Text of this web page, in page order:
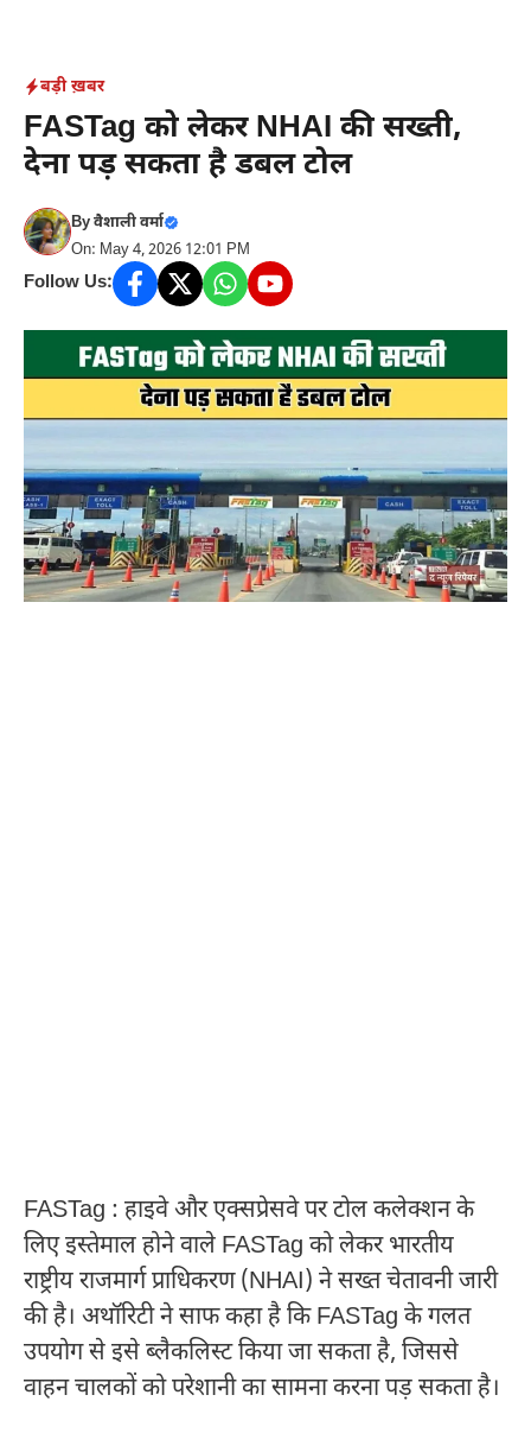
content
बड़ी ख़बर
FASTag को लेकर NHAI की सख्ती,
देना पड़ सकता है डबल टोल
Byवैशाली वर्मा
On: May 4, 2026 12:01 PM
Follow Us:
FASTag : हाइवे और एक्सप्रेसवे पर टोल कलेक्शन के
लिए इस्तेमाल होने वाले FASTag को लेकर भारतीय
राष्ट्रीय राजमार्ग प्राधिकरण (NHAI) ने सख्त चेतावनी जारी
की है। अथॉरिटी ने साफ कहा है कि FASTag के गलत
उपयोग से इसे ब्लैकलिस्ट किया जा सकता है, जिससे
वाहन चालकों को परेशानी का सामना करना पड़ सकता है।